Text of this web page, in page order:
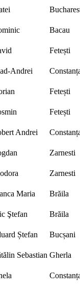
Bacau
Fetești
Andrei
Fetești
Fetești
Andrei
Zarnesti
Zarnesti
Maria Brăila
Ştefan Brăila
Ștefan Bucșani
Sebastian Gherla